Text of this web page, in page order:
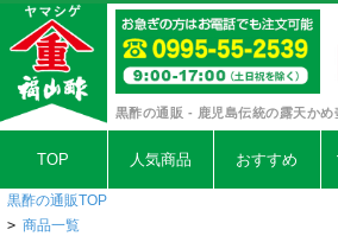
黒酢の通販 - 鹿児島伝統の露天かめ
TOP 人気商品 おすすめ
黒酢の通販TOP
> 商品一覧